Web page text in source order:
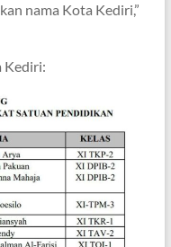
nama Kota Kediri,”
Kediri: